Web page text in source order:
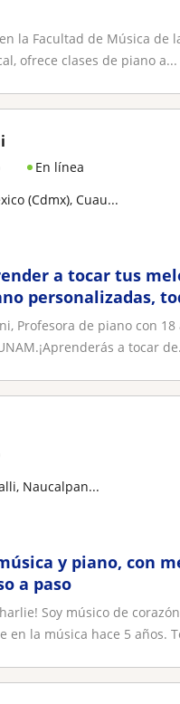
la Facultad de Música de
ofrece clases de piano a...
En línea
(Cdmx), Cuau...
a tocar tus
personalizadas,
Profesora de piano con
a tocar
Naucalpan...
y piano, con
a paso
Soy músico de
en la música hace 5 años.